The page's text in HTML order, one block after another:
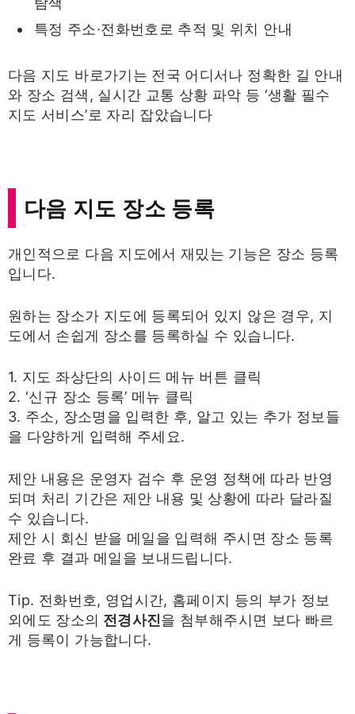
특정 주소·전화번호로 추적 및 위치 안내
다음 지도 바로가기는 전국 어디서나 정확한 길 안내
와 장소 검색, 실시간 교통 상황 파악 등 ‘생활 필수
지도 서비스’로 자리 잡았습니다
다음 지도 장소 등록
개인적으로 다음 지도에서 재밌는 기능은 장소 등록
입니다.
원하는 장소가 지도에 등록되어 있지 않은 경우, 지
도에서 손쉽게 장소를 등록하실 수 있습니다.
1. 지도 좌상단의 사이드 메뉴 버튼 클릭
2. ‘신규 장소 등록’ 메뉴 클릭
3. 주소, 장소명을 입력한 후, 알고 있는 추가 정보들
을 다양하게 입력해 주세요.
제안 내용은 운영자 검수 후 운영 정책에 따라 반영
되며 처리 기간은 제안 내용 및 상황에 따라 달라질
수 있습니다.
제안 시 회신 받을 메일을 입력해 주시면 장소 등록
완료 후 결과 메일을 보내드립니다.
Tip. 전화번호, 영업시간, 홈페이지 등의 부가 정보
외에도 장소의 전경사진을 첨부해주시면 보다 빠르
게 등록이 가능합니다.